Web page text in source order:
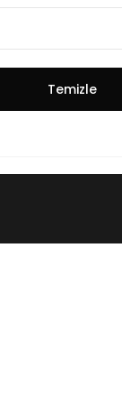
Temizle